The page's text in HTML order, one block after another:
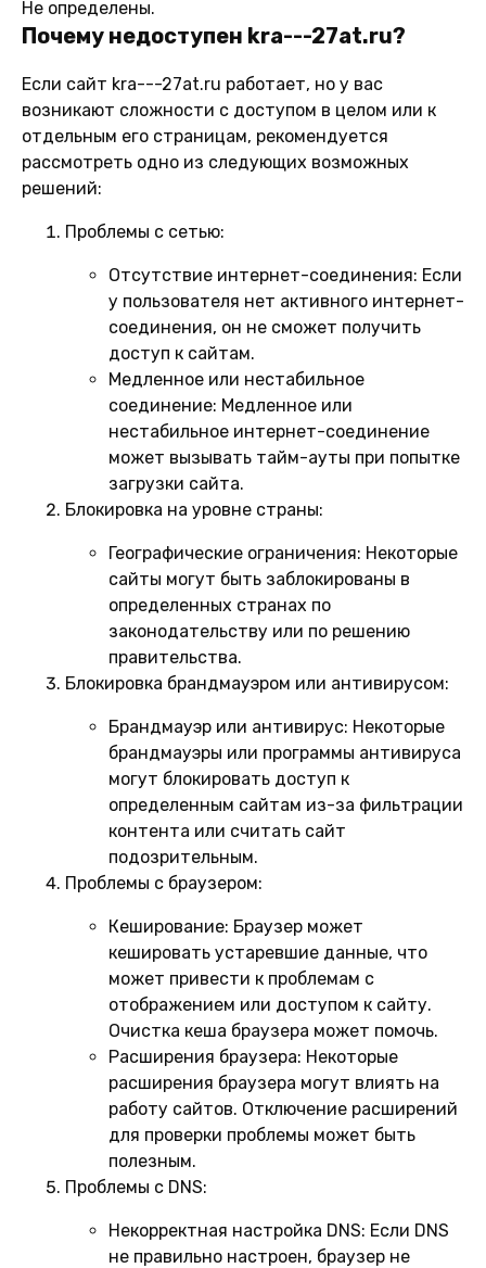
Не определены.
Почему недоступен kra---27at.ru?
Если сайт kra---27at.ru работает, но у вас
возникают сложности с доступом в целом или к
отдельным его страницам, рекомендуется
рассмотреть одно из следующих возможных
решений:
Проблемы с сетью:
Отсутствие интернет-соединения: Если
у пользователя нет активного интернет-
соединения, он не сможет получить
доступ к сайтам.
Медленное или нестабильное
соединение: Медленное или
нестабильное интернет-соединение
может вызывать тайм-ауты при попытке
загрузки сайта.
Блокировка на уровне страны:
Географические ограничения: Некоторые
сайты могут быть заблокированы в
определенных странах по
законодательству или по решению
правительства.
Блокировка брандмауэром или антивирусом:
Брандмауэр или антивирус: Некоторые
брандмауэры или программы антивируса
могут блокировать доступ к
определенным сайтам из-за фильтрации
контента или считать сайт
подозрительным.
Проблемы с браузером:
Кеширование: Браузер может
кешировать устаревшие данные, что
может привести к проблемам с
отображением или доступом к сайту.
Очистка кеша браузера может помочь.
Расширения браузера: Некоторые
расширения браузера могут влиять на
работу сайтов. Отключение расширений
для проверки проблемы может быть
полезным.
Проблемы с DNS:
Некорректная настройка DNS: Если DNS
не правильно настроен, браузер не